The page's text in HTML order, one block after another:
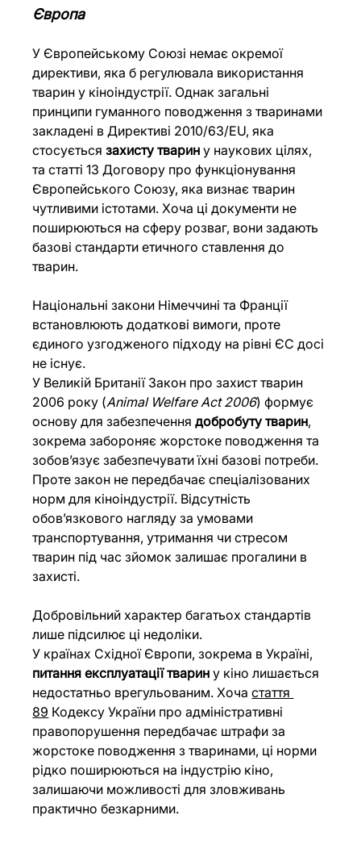
Європа
У Європейському Союзі немає окремої
директиви, яка б регулювала використання
тварин у кіноіндустрії. Однак загальні
принципи гуманного поводження з тваринами
закладені в Директиві 2010/63/EU, яка
стосується захисту тварин у наукових цілях,
та статті 13 Договору про функціонування
Європейського Союзу, яка визнає тварин
чутливими істотами. Хоча ці документи не
поширюються на сферу розваг, вони задають
базові стандарти етичного ставлення до
тварин.
Національні закони Німеччині та Франції
встановлюють додаткові вимоги, проте
єдиного узгодженого підходу на рівні ЄС досі
не існує.
У Великій Британії Закон про захист тварин
2006 року (Animal Welfare Act 2006) формує
основу для забезпечення добробуту тварин,
зокрема забороняє жорстоке поводження та
зобов’язує забезпечувати їхні базові потреби.
Проте закон не передбачає спеціалізованих
норм для кіноіндустрії. Відсутність
обов’язкового нагляду за умовами
транспортування, утримання чи стресом
тварин під час зйомок залишає прогалини в
захисті.
Добровільний характер багатьох стандартів
лише підсилює ці недоліки.
У країнах Східної Європи, зокрема в Україні,
питання експлуатації тварин у кіно лишається
недостатньо врегульованим. Хоча стаття
89 Кодексу України про адміністративні
правопорушення передбачає штрафи за
жорстоке поводження з тваринами, ці норми
рідко поширюються на індустрію кіно,
залишаючи можливості для зловживань
практично безкарними.